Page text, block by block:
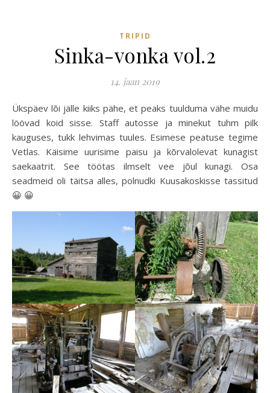
TRIPID
Sinka-vonka vol.2
14. jaan 2019
Ükspäev lõi jälle kiiks pähe, et peaks tuulduma vähe muidu
löövad koid sisse. Staff autosse ja minekut tuhm pilk
kauguses, tukk lehvimas tuules. Esimese peatuse tegime
Vetlas. Käisime uurisime paisu ja kõrvalolevat kunagist
saekaatrit. See töötas ilmselt vee jõul kunagi. Osa
seadmeid oli täitsa alles, polnudki Kuusakoskisse tassitud
😀 😀